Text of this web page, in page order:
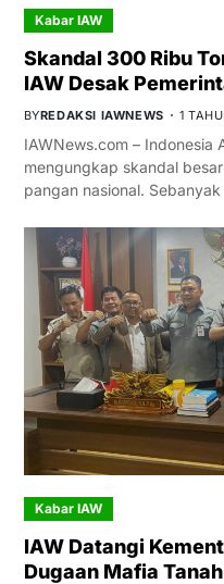
Kabar IAW
Skandal 300 Ribu
IAW Desak
BYREDAKSI IAWNEWS 1
IAWNews.com – Indonesia
mengungkap skandal
pangan nasional.
Kabar IAW
IAW Datangi
Dugaan Mafia